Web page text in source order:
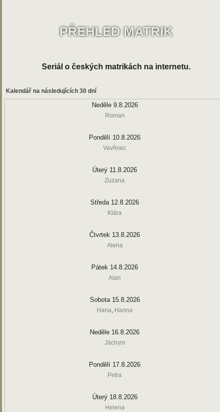
PŘEHLED MATRIK
Seriál o českých matrikách na internetu.
Kalendář na následujících 30 dní
Neděle 9.8.2026
Roman
Pondělí 10.8.2026
Vavřinec
Úterý 11.8.2026
Zuzana
Středa 12.8.2026
Klára
Čtvrtek 13.8.2026
Alena
Pátek 14.8.2026
Alan
Sobota 15.8.2026
Hana, Hanna
Neděle 16.8.2026
Jáchym
Pondělí 17.8.2026
Petra
Úterý 18.8.2026
Helena